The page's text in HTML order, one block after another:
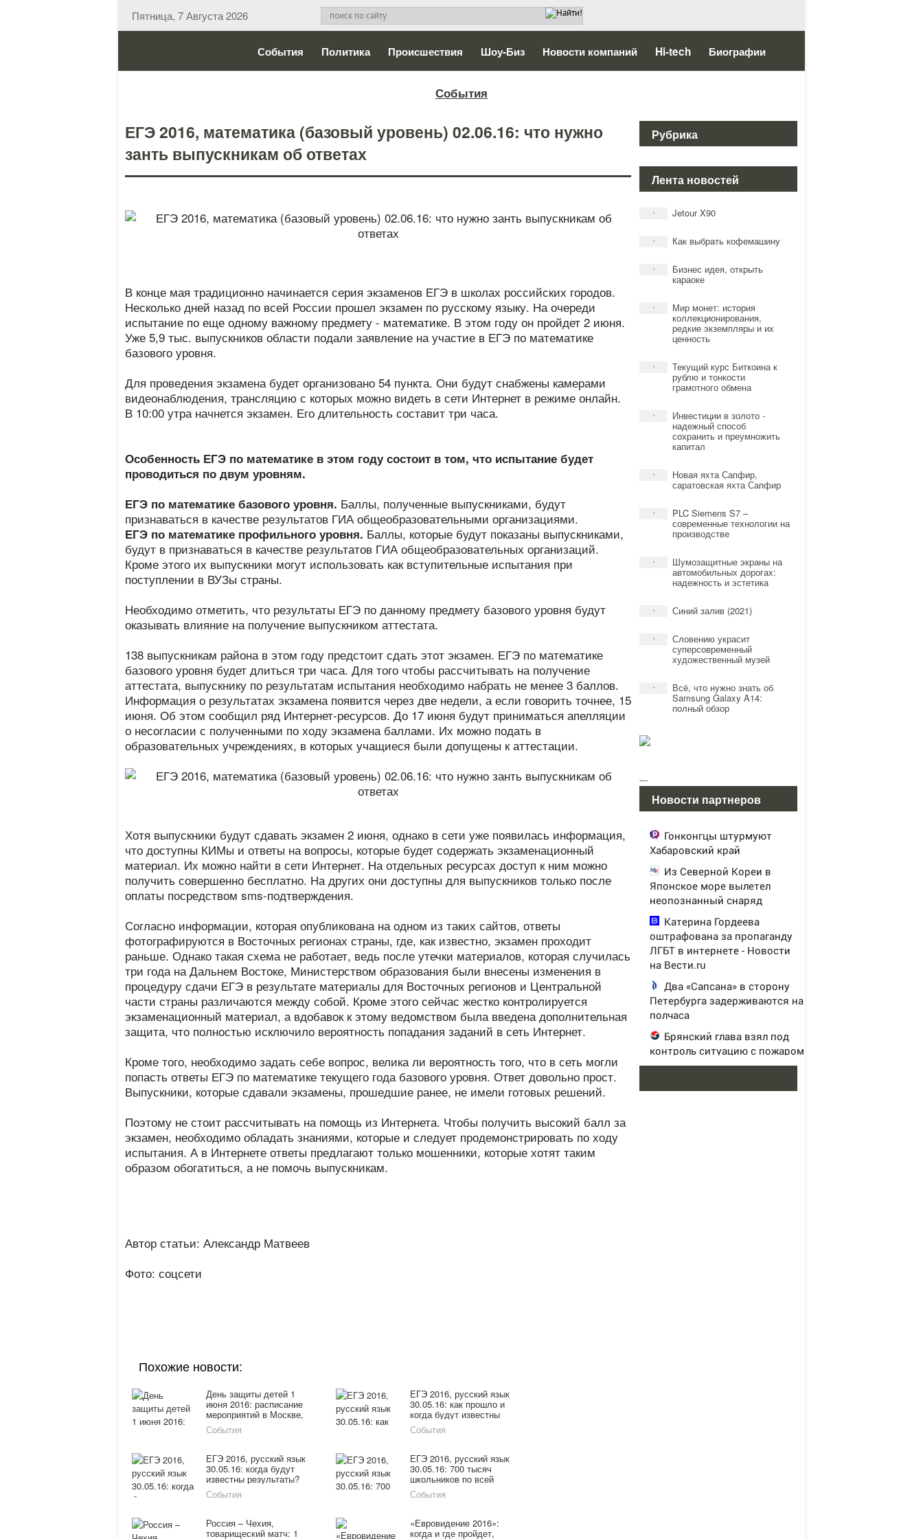
Пятница, 7 Августа 2026
События Политика Происшествия Шоу-Биз Новости компаний Hi-tech Биографии
События
ЕГЭ 2016, математика (базовый уровень) 02.06.16: что нужно
занть выпускникам об ответах
В конце мая традиционно начинается серия экзаменов ЕГЭ в школах российских городов.
Несколько дней назад по всей России прошел экзамен по русскому языку. На очереди
испытание по еще одному важному предмету - математике. В этом году он пройдет 2 июня.
Уже 5,9 тыс. выпускников области подали заявление на участие в ЕГЭ по математике
базового уровня.
Для проведения экзамена будет организовано 54 пункта. Они будут снабжены камерами
видеонаблюдения, трансляцию с которых можно видеть в сети Интернет в режиме онлайн.
В 10:00 утра начнется экзамен. Его длительность составит три часа.
Особенность ЕГЭ по математике в этом году состоит в том, что испытание будет
проводиться по двум уровням.
ЕГЭ по математике базового уровня. Баллы, полученные выпускниками, будут
признаваться в качестве результатов ГИА общеобразовательными организациями.
ЕГЭ по математике профильного уровня. Баллы, которые будут показаны выпускниками,
будут в признаваться в качестве результатов ГИА общеобразовательных организаций.
Кроме этого их выпускники могут использовать как вступительные испытания при
поступлении в ВУЗы страны.
Необходимо отметить, что результаты ЕГЭ по данному предмету базового уровня будут
оказывать влияние на получение выпускником аттестата.
138 выпускникам района в этом году предстоит сдать этот экзамен. ЕГЭ по математике
базового уровня будет длиться три часа. Для того чтобы рассчитывать на получение
аттестата, выпускнику по результатам испытания необходимо набрать не менее 3 баллов.
Информация о результатах экзамена появится через две недели, а если говорить точнее, 15
июня. Об этом сообщил ряд Интернет-ресурсов. До 17 июня будут приниматься апелляции
о несогласии с полученными по ходу экзамена баллами. Их можно подать в
образовательных учреждениях, в которых учащиеся были допущены к аттестации.
Хотя выпускники будут сдавать экзамен 2 июня, однако в сети уже появилась информация,
что доступны КИМы и ответы на вопросы, которые будет содержать экзаменационный
материал. Их можно найти в сети Интернет. На отдельных ресурсах доступ к ним можно
получить совершенно бесплатно. На других они доступны для выпускников только после
оплаты посредством sms-подтверждения.
Согласно информации, которая опубликована на одном из таких сайтов, ответы
фотографируются в Восточных регионах страны, где, как известно, экзамен проходит
раньше. Однако такая схема не работает, ведь после утечки материалов, которая случилась
три года на Дальнем Востоке, Министерством образования были внесены изменения в
процедуру сдачи ЕГЭ в результате материалы для Восточных регионов и Центральной
части страны различаются между собой. Кроме этого сейчас жестко контролируется
экзаменационный материал, а вдобавок к этому ведомством была введена дополнительная
защита, что полностью исключило вероятность попадания заданий в сеть Интернет.
Кроме того, необходимо задать себе вопрос, велика ли вероятность того, что в сеть могли
попасть ответы ЕГЭ по математике текущего года базового уровня. Ответ довольно прост.
Выпускники, которые сдавали экзамены, прошедшие ранее, не имели готовых решений.
Поэтому не стоит рассчитывать на помощь из Интернета. Чтобы получить высокий балл за
экзамен, необходимо обладать знаниями, которые и следует продемонстрировать по ходу
испытания. А в Интернете ответы предлагают только мошенники, которые хотят таким
образом обогатиться, а не помочь выпускникам.
Автор статьи: Александр Матвеев
Фото: соцсети
Похожие новости:
День защиты детей 1
июня 2016: расписание
мероприятий в Москве,
куда сходить с ребенком
События
ЕГЭ 2016, русский язык
30.05.16: как прошло и
когда будут известны
результаты
События
ЕГЭ 2016, русский язык
30.05.16: когда будут
известны результаты?
События
ЕГЭ 2016, русский язык
30.05.16: 700 тысяч
школьников по всей
России сдают экзамен по
русскому языку
События
Россия – Чехия,
товарищеский матч: 1
«Евровидение 2016»:
когда и где пройдет,
Рубрика
Лента новостей
* Jetour X90
* Как выбрать кофемашину
* Бизнес идея, открыть
караоке
* Мир монет: история
коллекционирования,
редкие экземпляры и их
ценность
* Текущий курс Биткоина к
рублю и тонкости
грамотного обмена
* Инвестиции в золото -
надежный способ
сохранить и преумножить
капитал
* Новая яхта Сапфир,
саратовская яхта Сапфир
* PLC Siemens S7 –
современные технологии на
производстве
* Шумозащитные экраны на
автомобильных дорогах:
надежность и эстетика
* Синий залив (2021)
* Словению украсит
суперсовременный
художественный музей
* Всё, что нужно знать об
Samsung Galaxy A14:
полный обзор
---
Новости партнеров
Гонконгцы штурмуют
Хабаровский край
Из Северной Кореи в
Японское море вылетел
неопознанный снаряд
Катерина Гордеева
оштрафована за пропаганду
ЛГБТ в интернете - Новости
на Вести.ru
Два «Сапсана» в сторону
Петербурга задерживаются на
полчаса
Брянский глава взял под
контроль ситуацию с пожаром
на улице Олега Кошевого